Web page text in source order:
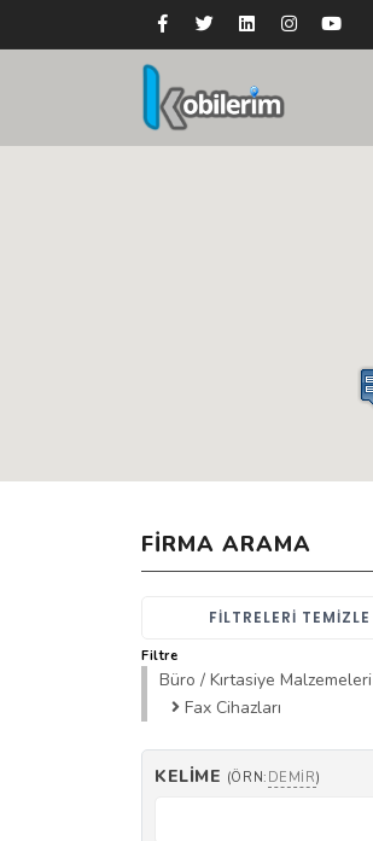
FIRMA ARAMA
FILTRELERI TEMIZLE
Filtre
Büro / Kırtasiye Malzemeleri
Fax Cihazları
KELIME (ÖRN: DEMIR)